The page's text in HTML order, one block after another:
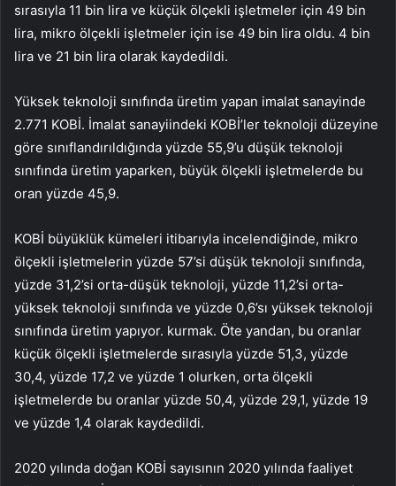
sırasıyla 11 bin lira ve küçük ölçekli işletmeler için 49 bin
lira, mikro ölçekli işletmeler için ise 49 bin lira oldu. 4 bin
lira ve 21 bin lira olarak kaydedildi.
Yüksek teknoloji sınıfında üretim yapan imalat sanayinde
2.771 KOBİ. İmalat sanayiindeki KOBİ’ler teknoloji düzeyine
göre sınıflandırıldığında yüzde 55,9’u düşük teknoloji
sınıfında üretim yaparken, büyük ölçekli işletmelerde bu
oran yüzde 45,9.
KOBİ büyüklük kümeleri itibarıyla incelendiğinde, mikro
ölçekli işletmelerin yüzde 57’si düşük teknoloji sınıfında,
yüzde 31,2’si orta-düşük teknoloji, yüzde 11,2’si orta-
yüksek teknoloji sınıfında ve yüzde 0,6’sı yüksek teknoloji
sınıfında üretim yapıyor. kurmak. Öte yandan, bu oranlar
küçük ölçekli işletmelerde sırasıyla yüzde 51,3, yüzde
30,4, yüzde 17,2 ve yüzde 1 olurken, orta ölçekli
işletmelerde bu oranlar yüzde 50,4, yüzde 29,1, yüzde 19
ve yüzde 1,4 olarak kaydedildi.
2020 yılında doğan KOBİ sayısının 2020 yılında faaliyet